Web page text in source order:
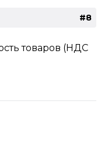
#8
товаров (НДС